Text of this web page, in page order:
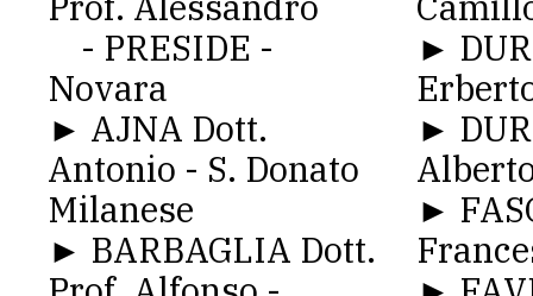
- PRESIDE -
Novara
► AJNA Dott.
Antonio - S. Donato
Milanese
► BARBAGLIA Dott.
►
►
►